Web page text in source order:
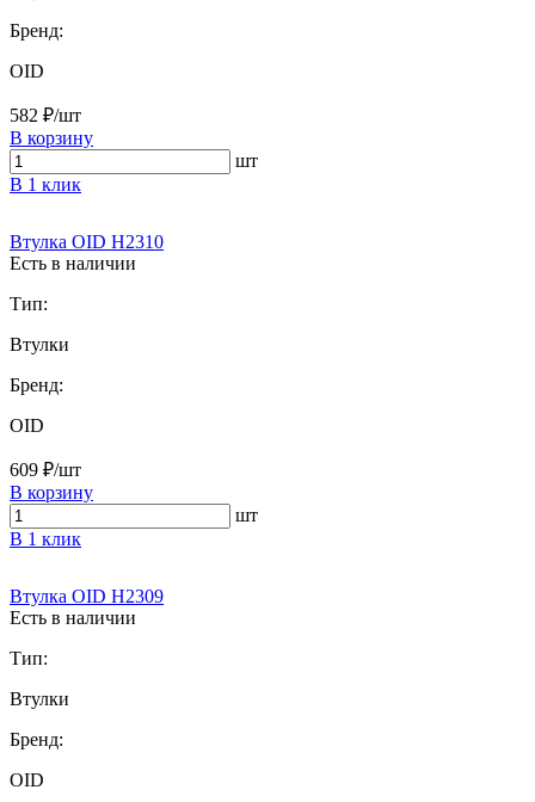
Бренд:
OID
582 ₽/шт
В корзину
шт
В 1 клик
Втулка OID H2310
Есть в наличии
Тип:
Втулки
Бренд:
OID
609 ₽/шт
В корзину
шт
В 1 клик
Втулка OID H2309
Есть в наличии
Тип:
Втулки
Бренд:
OID